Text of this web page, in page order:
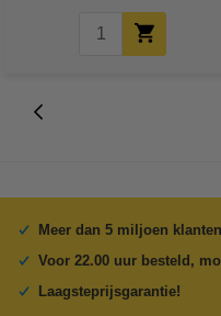
Meer dan 5 miljoen
Voor 22.00 uur besteld,
Laagsteprijsgarantie!